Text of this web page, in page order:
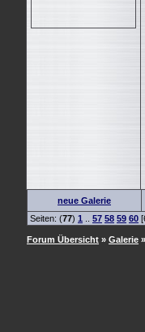
neue Galerie
Seiten: (77) 1 57 58 59 60
Forum Übersicht » Galerie